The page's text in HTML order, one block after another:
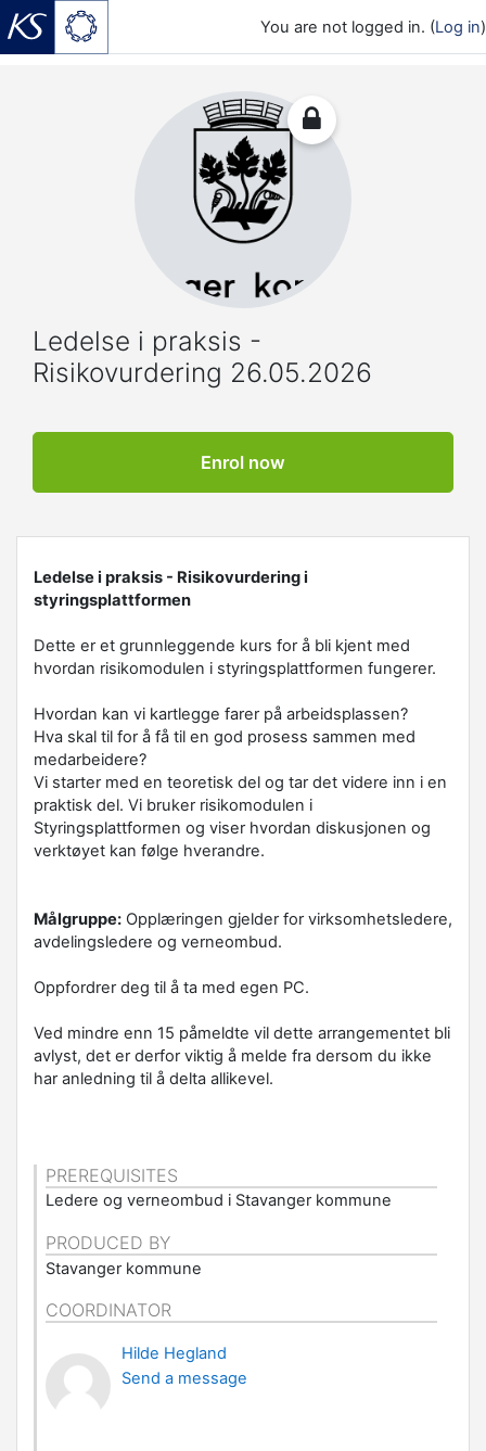
You are not logged in. (Log in)
Ledelse i praksis -
Risikovurdering 26.05.2026
Enrol now
Ledelse i praksis - Risikovurdering i
styringsplattformen
Dette er et grunnleggende kurs for å bli kjent med
hvordan risikomodulen i styringsplattformen fungerer.
Hvordan kan vi kartlegge farer på arbeidsplassen?
Hva skal til for å få til en god prosess sammen med
medarbeidere?
Vi starter med en teoretisk del og tar det videre inn i en
praktisk del. Vi bruker risikomodulen i
Styringsplattformen og viser hvordan diskusjonen og
verktøyet kan følge hverandre.
Målgruppe: Opplæringen gjelder for virksomhetsledere,
avdelingsledere og verneombud.
Oppfordrer deg til å ta med egen PC.
Ved mindre enn 15 påmeldte vil dette arrangementet bli
avlyst, det er derfor viktig å melde fra dersom du ikke
har anledning til å delta allikevel.
PREREQUISITES
Ledere og verneombud i Stavanger kommune
PRODUCED BY
Stavanger kommune
COORDINATOR
Hilde Hegland
Send a message